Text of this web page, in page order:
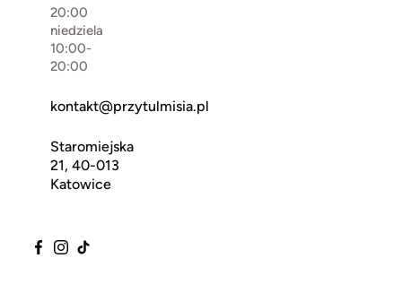
20:00
niedziela
10:00-
20:00
kontakt@przytulmisia.pl
Staromiejska
21, 40-013
Katowice